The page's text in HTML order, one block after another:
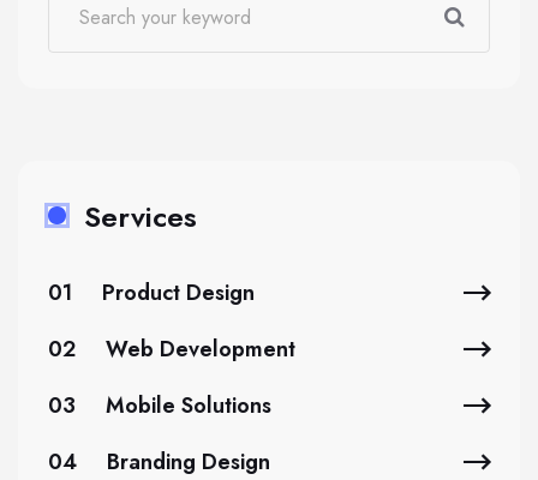
Services
01
Product Design
02
Web Development
03
Mobile Solutions
04
Branding Design